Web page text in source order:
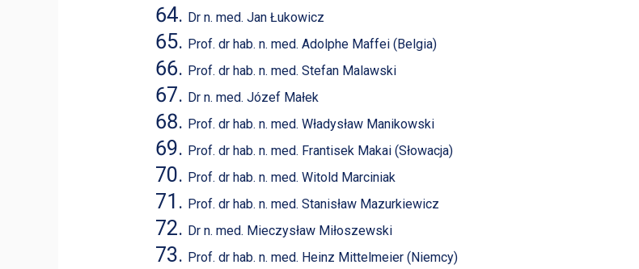
Dr n. med. Jan Łukowicz
Prof. dr hab. n. med. Adolphe Maffei (Belgia)
Prof. dr hab. n. med. Stefan Malawski
Dr n. med. Józef Małek
Prof. dr hab. n. med. Władysław Manikowski
Prof. dr hab. n. med. Frantisek Makai (Słowacja)
Prof. dr hab. n. med. Witold Marciniak
Prof. dr hab. n. med. Stanisław Mazurkiewicz
Dr n. med. Mieczysław Miłoszewski
Prof. dr hab. n. med. Heinz Mittelmeier (Niemcy)